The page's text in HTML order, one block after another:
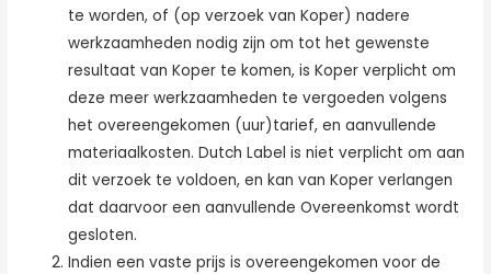
te worden, of (op verzoek van Koper) nadere
werkzaamheden nodig zijn om tot het gewenste
resultaat van Koper te komen, is Koper verplicht om
deze meer werkzaamheden te vergoeden volgens
het overeengekomen (uur)tarief, en aanvullende
materiaalkosten. Dutch Label is niet verplicht om aan
dit verzoek te voldoen, en kan van Koper verlangen
dat daarvoor een aanvullende Overeenkomst wordt
gesloten.
Indien een vaste prijs is overeengekomen voor de